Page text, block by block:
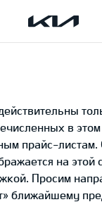
в
прайс-листам.
на этой
Просим
ближайшему